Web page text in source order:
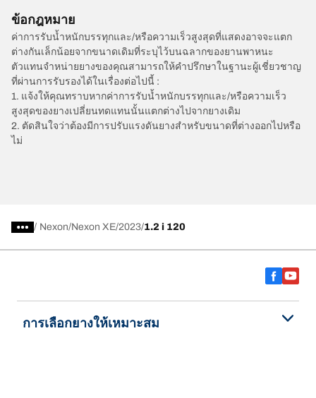
ข้อกฎหมาย
ค่าการรับน้ำหนักบรรทุกและ/หรือความเร็วสูงสุดที่แสดงอาจจะแตก
ต่างกันเล็กน้อยจากขนาดเดิมที่ระบุไว้บนฉลากของยานพาหนะ
ตัวแทนจำหน่ายยางของคุณสามารถให้คำปรึกษาในฐานะผู้เชี่ยวชาญ
ที่ผ่านการรับรองได้ในเรื่องต่อไปนี้ :
1. แจ้งให้คุณทราบหากค่าการรับน้ำหนักบรรทุกและ/หรือความเร็ว
สูงสุดของยางเปลี่ยนทดแทนนั้นแตกต่างไปจากยางเดิม
2. ตัดสินใจว่าต้องมีการปรับแรงดันยางสำหรับขนาดที่ต่างออกไปหรือ
ไม่
/ Nexon Nexon XE 2023 1.2 i 120
การเลือกยางให้เหมาะสม